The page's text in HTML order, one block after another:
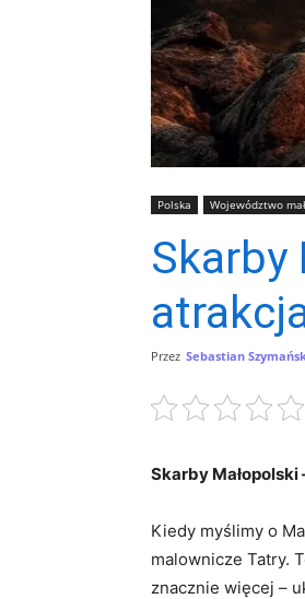
Polska Województwo
Skarby
Przez Sebastian
Skarby
Kiedy myślimy‍ o
malownicze Tatry.
znacznie więcej –